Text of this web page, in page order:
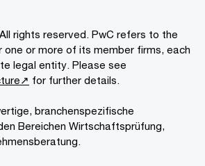
rights reserved. PwC refers to the
one or more of its member firms, each
legal entity. Please see
for further details.
branchenspezifische
Bereichen Wirtschaftsprüfung,